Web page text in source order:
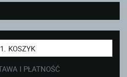
KOSZYK
I PŁATNOŚĆ